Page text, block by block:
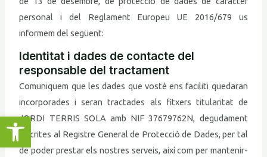
Obre la barra d'eines
personal i del Reglament Europeu UE 2016/679 us
informem del següent:
Identitat i dades de contacte del
responsable del tractament
Comuniquem que les dades que vostè ens faciliti quedaran
incorporades i seran tractades als fitxers titularitat de
JORDI TERRIS SOLA amb NIF 37679762N, degudament
inscrites al Registre General de Protecció de Dades, per tal
de poder prestar els nostres serveis, així com per mantenir-